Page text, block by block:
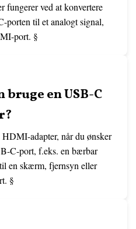
ved at konvertere
porten til et analogt signal,
port. §
en USB-C
adapter, når du ønsker
C-port, f.eks. en bærbar
en skærm, fjernsyn eller
§